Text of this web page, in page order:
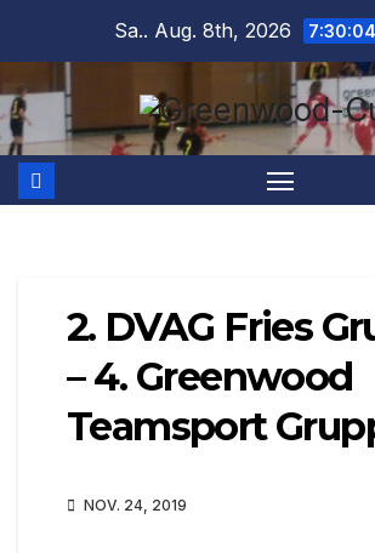
springen
Sa.. Aug. 8th, 2026
2. DVAG Fries
– 4. Greenwood
Teamsport
NOV. 24, 2019